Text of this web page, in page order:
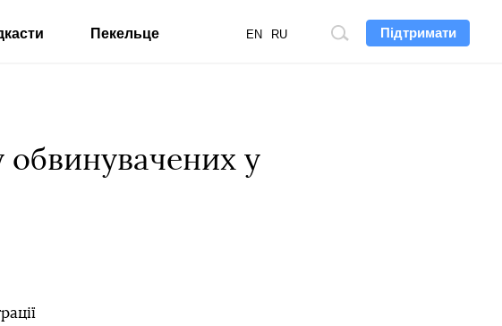
Підтримати
Пошук
EN RU
Пекельце
обвинувачених у